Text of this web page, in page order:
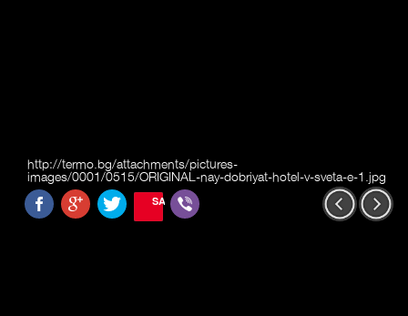
http://termo.bg/attachments/pictures-
images/0001/0515/ORIGINAL-nay-dobriyat-hotel-v-sveta-e-1.jpg
SAVE